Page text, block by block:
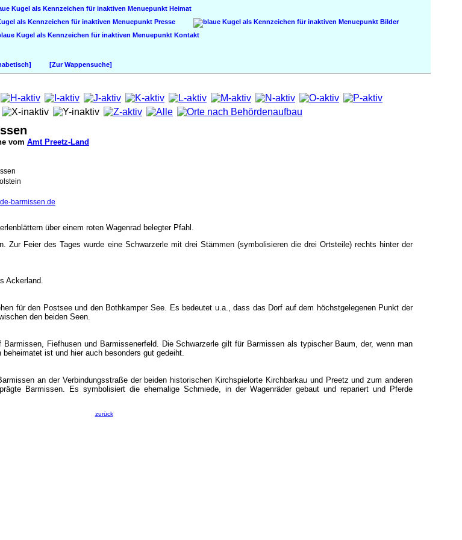
Heimat
Presse
Bilder
Kontakt
[Zur Wappensuche]
vom Amt Preetz-Land
barmissen.de
über einem roten Wagenrad belegter Pfahl.
Zur Feier des Tages wurde eine Schwarzerle mit drei Stämmen (symbolisieren die drei Ortsteile) rechts hinter der
Ackerland.
für den Postsee und den Bothkamper See. Es bedeutet u.a., dass das Dorf auf dem höchstgelegenen Punkt der
den beiden Seen.
Fiefhusen und Barmissenerfeld. Die Schwarzerle gilt für Barmissen als typischer Baum, der, wenn man
ist und hier auch besonders gut gedeiht.
an der Verbindungsstraße der beiden historischen Kirchspielorte Kirchbarkau und Preetz und zum anderen
Barmissen. Es symbolisiert die ehemalige Schmiede, in der Wagenräder gebaut und repariert und Pferde
zurück